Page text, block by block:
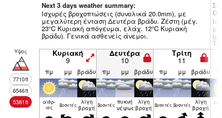
Next 3 days weather summary:
Ισχυρές βροχοπτώσεις (συνολικά 20.0mm), με
μεγαλύτερη ένταση Δευτέρα βράδυ. Ζέστη (μέγ.
23°C Κυριακή απόγευμα, ελάχ. 12°C Κυριακή
βράδυ). Γενικά ασθενείς άνεμοι.
Υψος
7710ft
6546ft
5381ft
Κυριακή
9
Δευτέρα
10
Τρίτη
11
πμ μμ βράδυ πμ μμ βράδυ πμ μμ βράδυ
αίθρ­
ιος βρον­τές λίγη
βροχή βρον­τές πυκνή
νέφωση
λίγη
βροχή βρον­τές βρον­τές λίγη
βροχή